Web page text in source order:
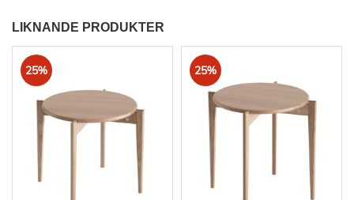
LIKNANDE PRODUKTER
25% 25%